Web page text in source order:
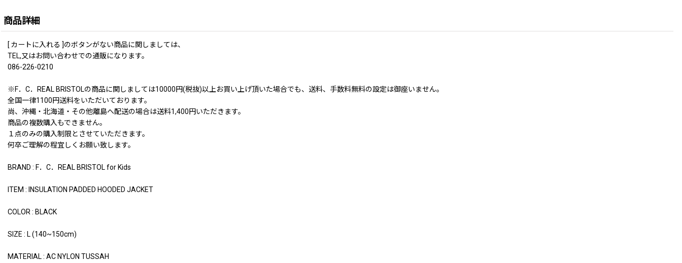
商品詳細
[ カートに入れる ]のボタンがない商品に関しましては、
TEL,又はお問い合わせでの通販になります。
086-226-0210
※F．C．REAL BRISTOLの商品に関しましては10000円(税抜)以上お買い上げ頂いた場合でも、送料、手数料無料の設定は御座いません。
全国一律1100円送料をいただいております。
尚、沖縄・北海道・その他離島へ配送の場合は送料1,400円いただきます。
商品の複数購入もできません。
１点のみの購入制限とさせていただきます。
何卒ご理解の程宜しくお願い致します。
BRAND : F．C．REAL BRISTOL for Kids
ITEM : INSULATION PADDED HOODED JACKET
COLOR : BLACK
SIZE : L (140~150cm)
MATERIAL : AC NYLON TUSSAH